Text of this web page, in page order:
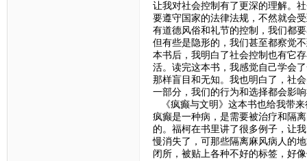
让我对社会控制有了更深的理解。
要遵守国家的法律法规，不然就会
有道德风俗和礼节的控制，我们都
但有些是隐形的，我们甚至都察觉
本书后，我明白了社会控制也有它
活。读完这本书，我感觉自己学会
那样盲目和无知。我也明白了，社
一部分，我们的行为和选择都会影
《疯癫与文明》这本书也给我带
疯癫是一种病，是需要被治疗和隔
的。福柯在书里讲了很多例子，让
慢消失了，可那些隔离麻风病人的
闭所，被贴上各种不好的标签，好